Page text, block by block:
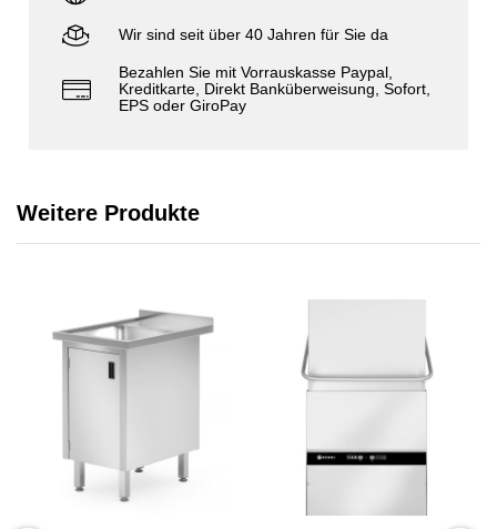
Wir sind seit über 40 Jahren für Sie da
Bezahlen Sie mit Vorrauskasse Paypal,
Kreditkarte, Direkt Banküberweisung, Sofort,
EPS oder GiroPay
Weitere Produkte